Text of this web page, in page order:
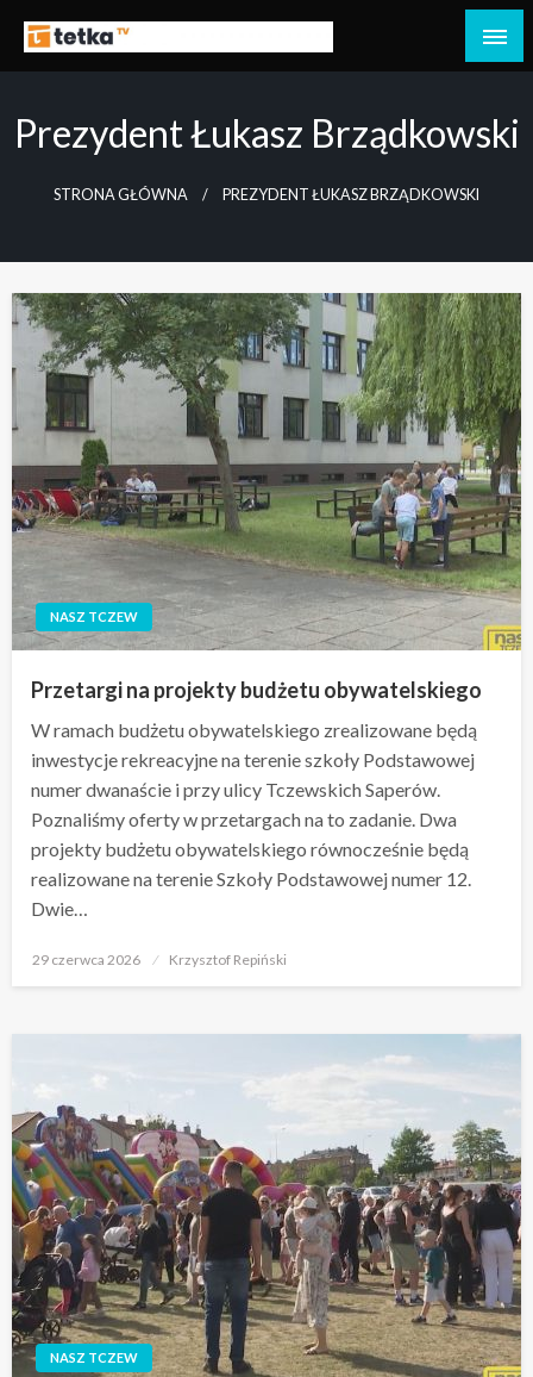
treściTv Tetka Tczew
Tetka Tczew – Twoja lokalna telewizja!
Prezydent Łukasz Brządkowski
STRONA GŁÓWNA PREZYDENT ŁUKASZ BRZĄDKOWSKI
NASZ TCZEW
Przetargi na projekty budżetu obywatelskiego
W ramach budżetu obywatelskiego zrealizowane będą
inwestycje rekreacyjne na terenie szkoły Podstawowej
numer dwanaście i przy ulicy Tczewskich Saperów.
Poznaliśmy oferty w przetargach na to zadanie. Dwa
projekty budżetu obywatelskiego równocześnie będą
realizowane na terenie Szkoły Podstawowej numer 12.
Dwie…
Opublikowane
29 czerwca 2026 Krzysztof Repiński
NASZ TCZEW